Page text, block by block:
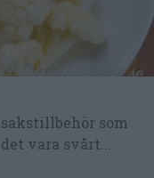
som
vara svårt...